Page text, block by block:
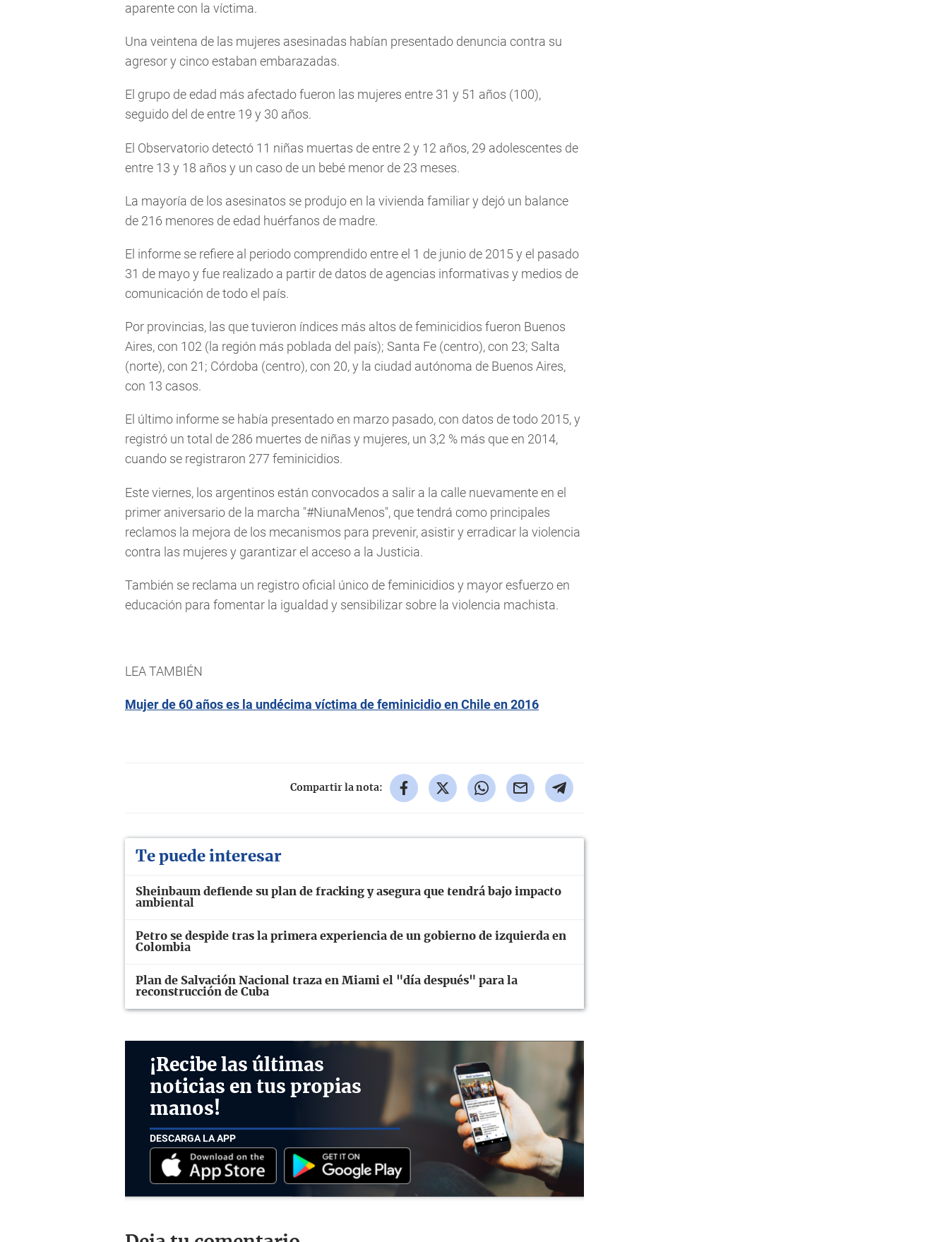
aparente con la víctima.
Una veintena de las mujeres asesinadas habían presentado denuncia contra su
agresor y cinco estaban embarazadas.
El grupo de edad más afectado fueron las mujeres entre 31 y 51 años (100),
seguido del de entre 19 y 30 años.
El Observatorio detectó 11 niñas muertas de entre 2 y 12 años, 29 adolescentes de
entre 13 y 18 años y un caso de un bebé menor de 23 meses.
La mayoría de los asesinatos se produjo en la vivienda familiar y dejó un balance
de 216 menores de edad huérfanos de madre.
El informe se refiere al periodo comprendido entre el 1 de junio de 2015 y el pasado
31 de mayo y fue realizado a partir de datos de agencias informativas y medios de
comunicación de todo el país.
Por provincias, las que tuvieron índices más altos de feminicidios fueron Buenos
Aires, con 102 (la región más poblada del país); Santa Fe (centro), con 23; Salta
(norte), con 21; Córdoba (centro), con 20, y la ciudad autónoma de Buenos Aires,
con 13 casos.
El último informe se había presentado en marzo pasado, con datos de todo 2015, y
registró un total de 286 muertes de niñas y mujeres, un 3,2 % más que en 2014,
cuando se registraron 277 feminicidios.
Este viernes, los argentinos están convocados a salir a la calle nuevamente en el
primer aniversario de la marcha "#NiunaMenos", que tendrá como principales
reclamos la mejora de los mecanismos para prevenir, asistir y erradicar la violencia
contra las mujeres y garantizar el acceso a la Justicia.
También se reclama un registro oficial único de feminicidios y mayor esfuerzo en
educación para fomentar la igualdad y sensibilizar sobre la violencia machista.
LEA TAMBIÉN
Mujer de 60 años es la undécima víctima de feminicidio en Chile en 2016
Compartir la nota:
Te puede interesar
Sheinbaum defiende su plan de fracking y asegura que tendrá bajo impacto
ambiental
Petro se despide tras la primera experiencia de un gobierno de izquierda en
Colombia
Plan de Salvación Nacional traza en Miami el "día después" para la
reconstrucción de Cuba
¡Recibe las últimas
noticias en tus propias
manos!
DESCARGA LA APP